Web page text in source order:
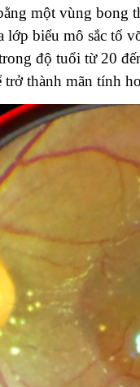
một vùng bong
lớp biểu mô sắc tố
độ tuổi từ 20
thành mãn tính